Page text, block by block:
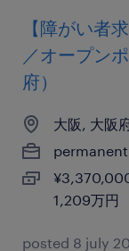
【障がい者
／オープン
府）
大阪, 大阪
permanent
1,209万円
posted 8 july